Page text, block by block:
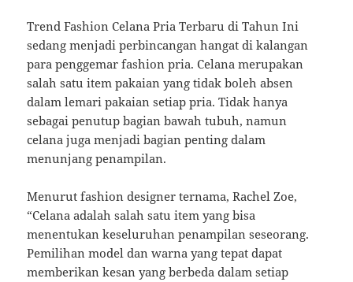
Trend Fashion Celana Pria Terbaru di Tahun Ini
sedang menjadi perbincangan hangat di kalangan
para penggemar fashion pria. Celana merupakan
salah satu item pakaian yang tidak boleh absen
dalam lemari pakaian setiap pria. Tidak hanya
sebagai penutup bagian bawah tubuh, namun
celana juga menjadi bagian penting dalam
menunjang penampilan.
Menurut fashion designer ternama, Rachel Zoe,
“Celana adalah salah satu item yang bisa
menentukan keseluruhan penampilan seseorang.
Pemilihan model dan warna yang tepat dapat
memberikan kesan yang berbeda dalam setiap